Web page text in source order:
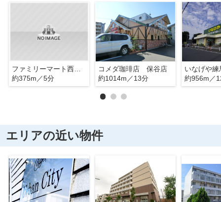
ファミリーマート西東京東町6丁目店
約375m／5分
コメダ珈琲店 保谷店
約1014m／13分
いなげや
約956m／
エリアの近い物件